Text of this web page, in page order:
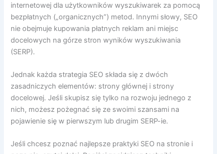
internetowej dla użytkowników wyszukiwarek za pomocą
bezpłatnych („organicznych”) metod. Innymi słowy, SEO
nie obejmuje kupowania płatnych reklam ani miejsc
docelowych na górze stron wyników wyszukiwania
(SERP).
Jednak każda strategia SEO składa się z dwóch
zasadniczych elementów: strony głównej i strony
docelowej. Jeśli skupisz się tylko na rozwoju jednego z
nich, możesz pożegnać się ze swoimi szansami na
pojawienie się w pierwszym lub drugim SERP-ie.
Jeśli chcesz poznać najlepsze praktyki SEO na stronie i